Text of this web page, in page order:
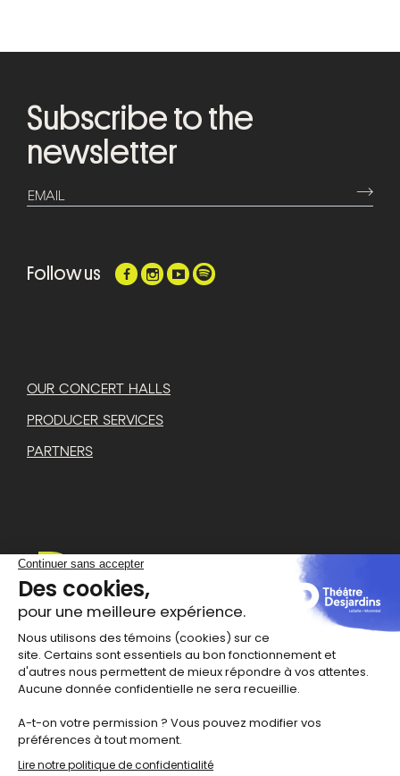
1111 rue Lapierre
514 367-6373
Subscribe to the
newsletter
EMAIL ⟶
Follow us
OUR CONCERT HALLS
PRODUCER SERVICES
PARTNERS